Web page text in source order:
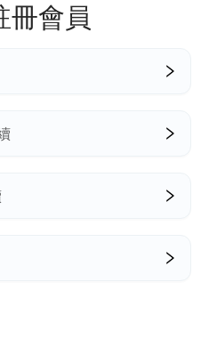
冊會員